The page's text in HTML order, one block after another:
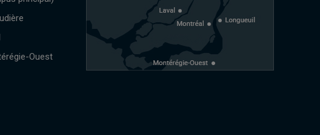
Ouest